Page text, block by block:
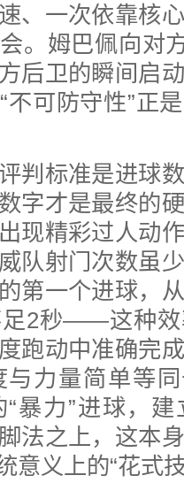
、一次依靠核
。姆巴佩向对
后卫的瞬间启
不可防守性”正
标准是进球数
字才是最终的
现精彩过人动
队射门次数虽
第一个进球，
足2秒——这种效
跑动中准确完
力量简单等
暴力”进球，
法之上，这本
意义上的“花式